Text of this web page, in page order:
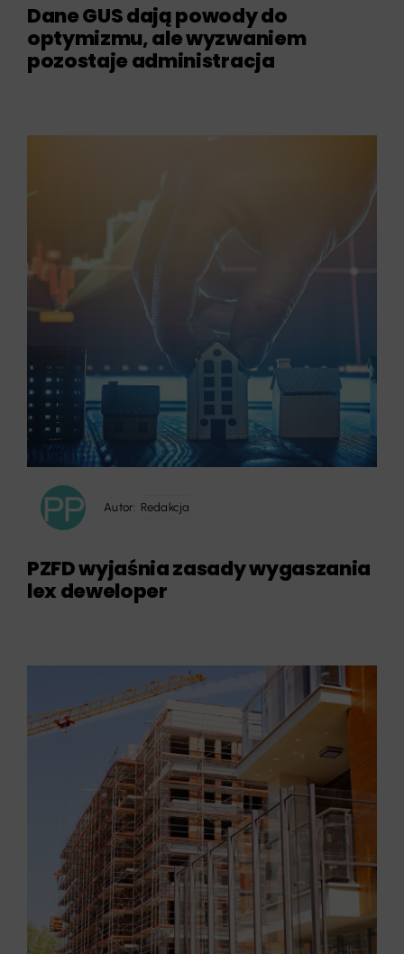
Dane GUS dają powody do
optymizmu, ale wyzwaniem
pozostaje administracja
Autor: Redakcja
PZFD wyjaśnia zasady wygaszania
lex deweloper